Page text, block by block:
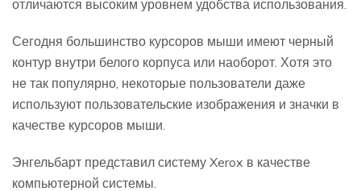
отличаются высоким уровнем удобства использования.
Сегодня большинство курсоров мыши имеют черный
контур внутри белого корпуса или наоборот. Хотя это
не так популярно, некоторые пользователи даже
используют пользовательские изображения и значки в
качестве курсоров мыши.
Энгельбарт представил систему Xerox в качестве
компьютерной системы.